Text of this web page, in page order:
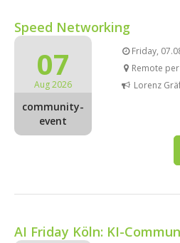
Speed Networking
07
Aug 2026
community-
event
Friday,
Remote
Lorenz
AI Friday Köln: KI-